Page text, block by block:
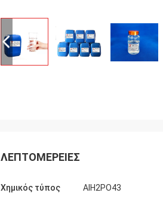
ΛΕΠΤΟΜΈΡΕΙΕΣ
Χημικός τύπος AlH2PO43